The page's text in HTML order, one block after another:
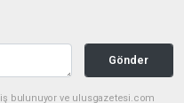
Gönder
bulunuyor ve ulusgazetesi.com